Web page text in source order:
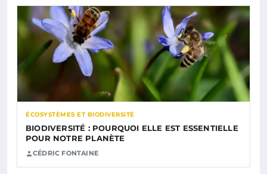
ÉCOSYSTÈMES ET BIODIVERSITÉ
BIODIVERSITÉ : POURQUOI ELLE EST ESSENTIELLE
POUR NOTRE PLANÈTE
CÉDRIC FONTAINE